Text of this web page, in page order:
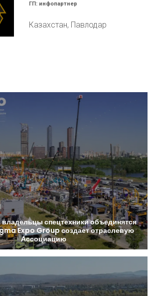
ГП: инфопартнер
Казахстан, Павлодар
владельцы спецтехникиобъединятся
Expo Group создаетотраслевую
Ассоциацию